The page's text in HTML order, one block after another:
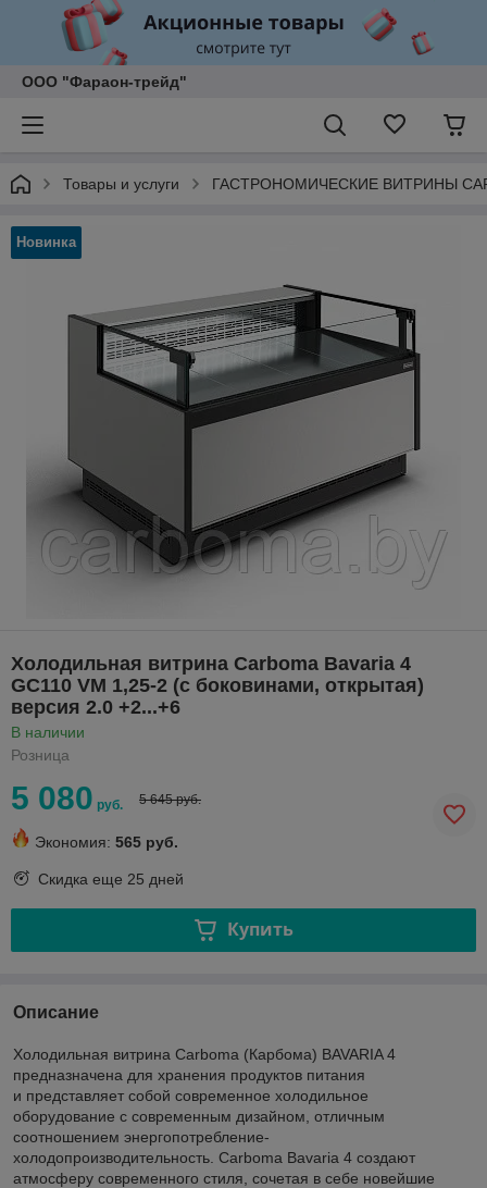
ООО "Фараон-трейд"
Товары и услуги ГАСТРОНОМИЧЕСКИЕ ВИТРИНЫ
Новинка
Холодильная витрина Сarboma Bavaria 4
GC110 VM 1,25-2 (с боковинами, открытая)
версия 2.0 +2...+6
В наличии
Розница
5 080 руб. 5 645 руб.
Экономия: 565 руб.
Скидка еще 25 дней
Купить
Описание
Холодильная витрина Carboma (Карбома) BAVARIA 4
предназначена для хранения продуктов питания
и представляет собой современное холодильное
оборудование с современным дизайном, отличным
соотношением энергопотребление-
холодопроизводительность. Сarboma Bavaria 4 создают
атмосферу современного стиля, сочетая в себе новейшие